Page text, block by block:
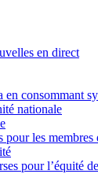
en direct
en consommant
nationale
pour les
pour l’équité